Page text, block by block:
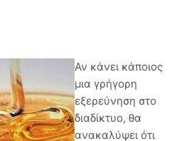
Αν κάνει κάποιος
μια γρήγορη
εξερεύνηση στο
διαδίκτυο, θα
ανακαλύψει ότι